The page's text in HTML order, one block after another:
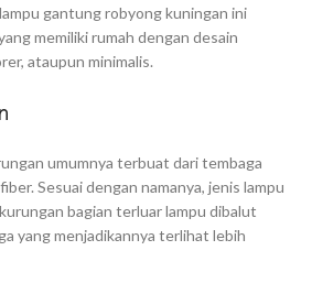
gantung robyong kuningan ini
memiliki rumah dengan desain
ataupun minimalis.
umumnya terbuat dari tembaga
Sesuai dengan namanya, jenis lampu
bagian terluar lampu dibalut
yang menjadikannya terlihat lebih